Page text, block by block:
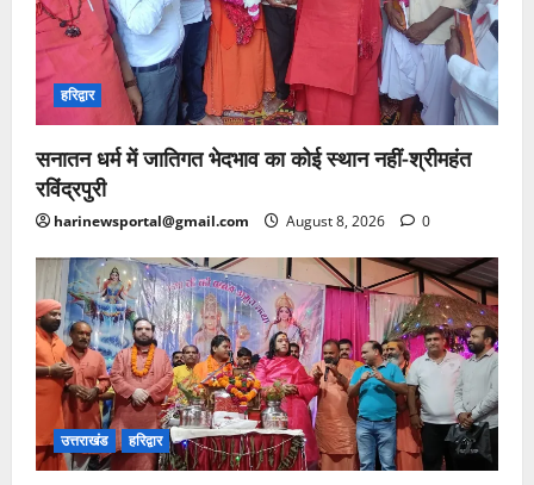
हरिद्वार
सनातन धर्म में जातिगत भेदभाव का कोई स्थान नहीं-श्रीमहंत
रविंद्रपुरी
harinewsportal@gmail.com August 8, 2026 0
उत्तराखंड हरिद्वार